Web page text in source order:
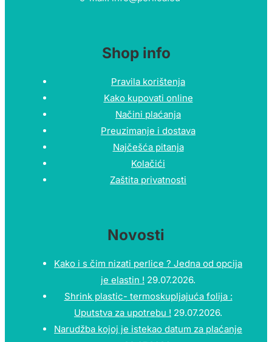
Shop info
Pravila korištenja
Kako kupovati online
Načini plaćanja
Preuzimanje i dostava
Najčešća pitanja
Kolačići
Zaštita privatnosti
Novosti
Kako i s čim nizati perlice ? Jedna od opcija
je elastin ! 29.07.2026.
Shrink plastic- termoskupljajuća folija :
Uputstva za upotrebu ! 29.07.2026.
Narudžba kojoj je istekao datum za plaćanje